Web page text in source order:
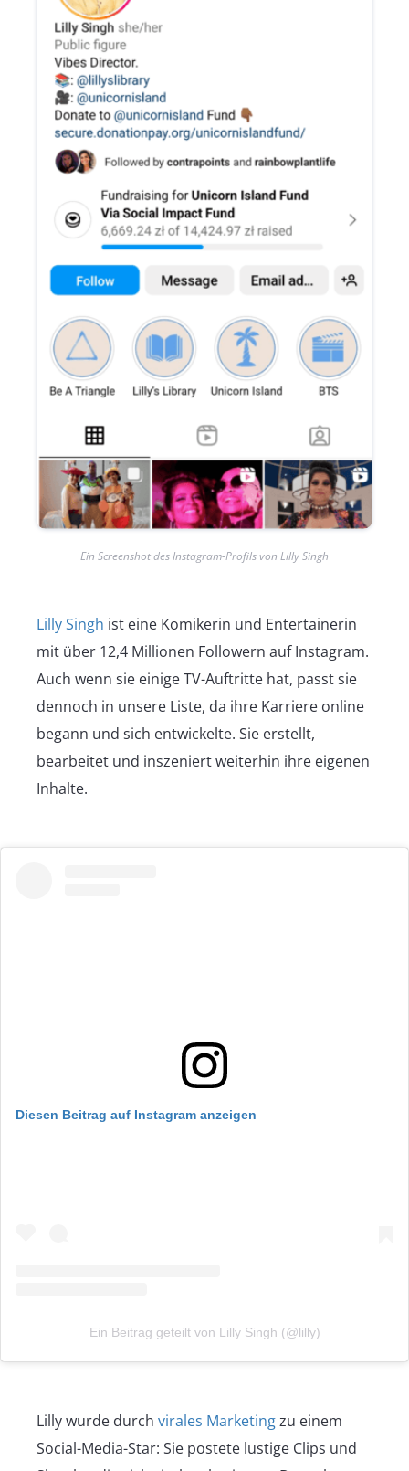
Ein Screenshot des Instagram-Profils von Lilly Singh
Lilly Singh ist eine Komikerin und Entertainerin
mit über 12,4 Millionen Followern auf Instagram.
Auch wenn sie einige TV-Auftritte hat, passt sie
dennoch in unsere Liste, da ihre Karriere online
begann und sich entwickelte. Sie erstellt,
bearbeitet und inszeniert weiterhin ihre eigenen
Inhalte.
Diesen Beitrag auf Instagram anzeigen
Ein Beitrag geteilt von Lilly Singh (@lilly)
Lilly wurde durch virales Marketingzu einem
Social-Media-Star: Sie postete lustige Clips und